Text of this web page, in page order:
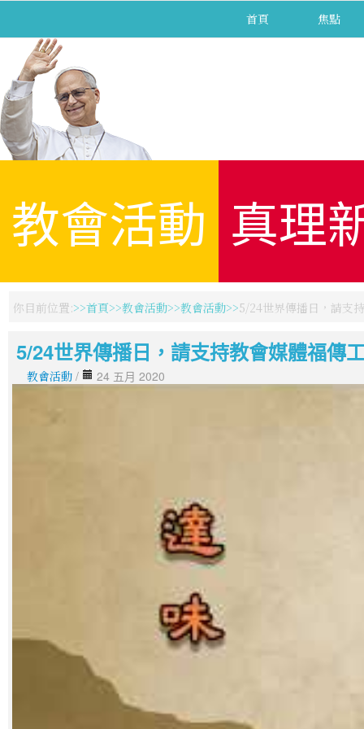
首頁 焦點
教會活動 真理
你目前位置: 首頁 教會活動 教會活動 5/24世界傳播日，請支
5/24世界傳播日，請支持教會媒體福傳
教會活動 / 24 五月 2020